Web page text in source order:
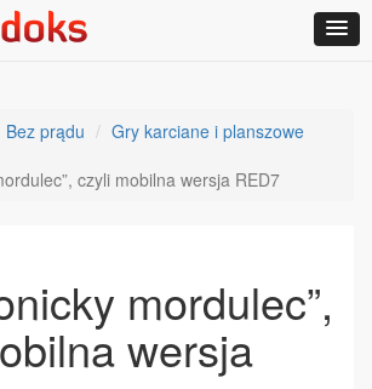
Bez prądu
Gry karciane i planszowe
czyli mobilna wersja RED7
mordulec”,
wersja